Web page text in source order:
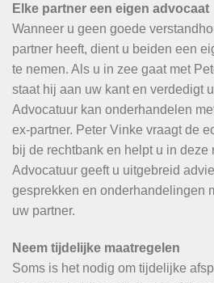
Elke partner een eigen advocaat
Wanneer u geen goede
partner heeft, dient u beiden een
te nemen. Als u in zee gaat met
staat hij aan uw kant en verdedigt
Advocatuur kan onderhandelen
ex-partner. Peter Vinke vraagt de
bij de rechtbank en helpt u in deze
Advocatuur geeft u uitgebreid
gesprekken en onderhandelingen
uw partner.
Neem tijdelijke maatregelen
Soms is het nodig om tijdelijke